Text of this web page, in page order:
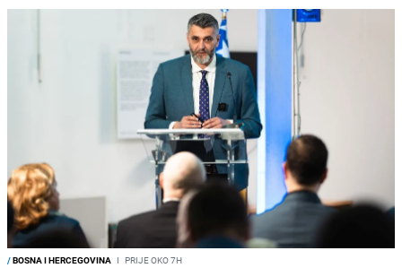
/BOSNA I HERCEGOVINA I PRIJE OKO 7H